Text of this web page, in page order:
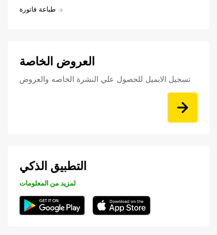
طباعة فاتورة
العروض الخاصة
تسجيل الايميل للحصول علي النشرة الخاصه والعروض
التطبيق الذكي
لمزيد من المعلومات